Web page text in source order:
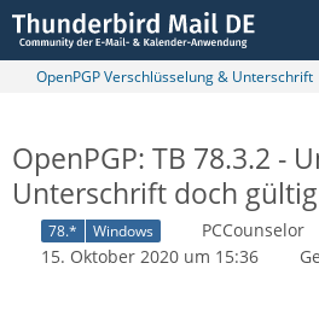
OpenPGP Verschlüsselung & Unterschrift
OpenPGP: TB 78.3.2 -
Unterschrift doch
78.* Windows
PCCounselor
15. Oktober 2020 um 15:36